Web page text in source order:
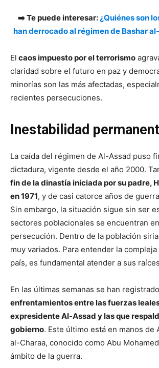
➡️ Te puede interesar: ¿Quiénes son
han derrocado al régimen de Bashar
El caos impuesto por el terrorismo
claridad sobre el futuro en paz y
minorías son las más afectadas,
recientes persecuciones.
Inestabilidad
La caída del régimen de Al-Assad puso
dictadura, vigente desde el año 2000.
fin de la dinastía iniciada por su padre,
en 1971, y de casi catorce años de
Sin embargo, la situación sigue sin ser
sectores poblacionales se encuentran
persecución. Dentro de la población
muy variados. Para entender la
país, es fundamental atender a sus
En las últimas semanas se han registrado
enfrentamientos entre las fuerzas
expresidente Al-Assad y las que
gobierno. Este último está en manos de
al-Charaa, conocido como Abu
ámbito de la guerra.